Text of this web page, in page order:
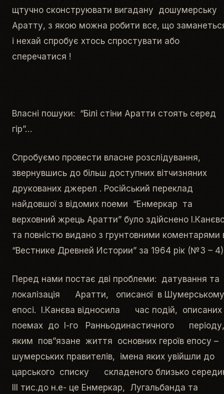
щтучно сконструювати вигадану дошумерську
Аратту, з якою можна робити все, що
і нехай спробує хтось спростувати або
сперечатися !
Власні пошуки: “Білі стіни Аратти стоять серед
гір”…
Спробуємо провести власне розслідування,
звернувшись до більш доступних вітчизняних
друкованих джерел . Російський переклад
найдовшої з відомих поеми “Енмеркар та
верховний жрець Аратти” було здійснено
та повністю видано з грунтовними коментарями
“Вестнике Древней Истории” за 1964 рік (№3 –
Перед нами постає дві проблеми: датування та
локалізація Аратти, описаної в Шумерському
епосі. І.Канєва відносила час подій,
поемах до І-го Ранньодинастичного
яким пов”язане життя основних героїв епосу –
шумерських правителів, імена яких увійшли до
царського списку складеного близько
ІІІ тис.до н.е- це Енмеркар, Лугальбанда та